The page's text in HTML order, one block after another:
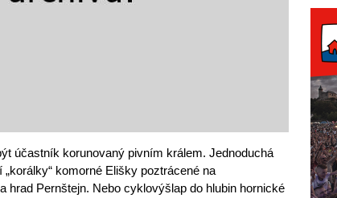
účastník korunovaný pivním králem. Jednoduchá
komorné Elišky poztrácené na
hrad Pernštejn. Nebo cyklovýšlap do hlubin hornické